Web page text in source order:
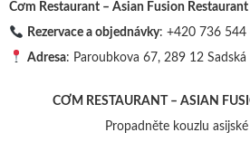
Cơm Restaurant – Asian Fusion Restaurant
Rezervace a objednávky: +420 736 544
Adresa: Paroubkova 67, 289 12 Sadská
CƠM RESTAURANT – ASIAN
Propadněte kouzlu